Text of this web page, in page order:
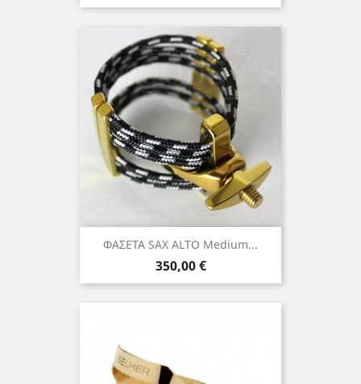
ΦΑΣΕΤΑ SAX ALTO Medium...
Τιμή
350,00 €